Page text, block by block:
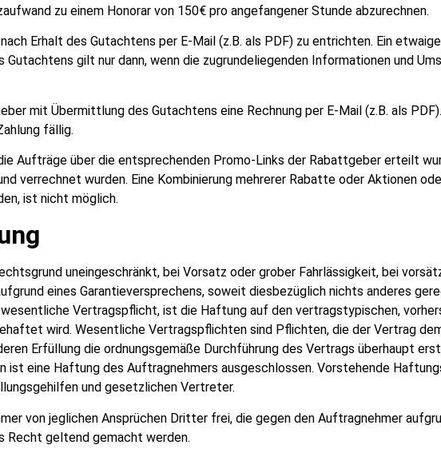
zu einem Honorar von 150€ pro angefangener Stunde abzurechnen.
Erhalt des Gutachtens per E-Mail (z.B. als PDF) zu entrichten. Ein
Gutachtens gilt nur dann, wenn die zugrundeliegenden Informationen und
mit Übermittlung des Gutachtens eine Rechnung per E-Mail (z.B. als
fällig.
Aufträge über die entsprechenden Promo-Links der Rabattgeber erteilt
verrechnet wurden. Eine Kombinierung mehrerer Rabatte oder Aktionen
ist nicht möglich.
uneingeschränkt, bei Vorsatz oder grober Fahrlässigkeit, bei
eines Garantieversprechens, soweit diesbezüglich nichts anderes
Vertragspflicht, ist die Haftung auf den vertragstypischen,
wird. Wesentliche Vertragspflichten sind Pflichten, die der Vertrag
Erfüllung die ordnungsgemäße Durchführung des Vertrags überhaupt
ist eine Haftung des Auftragnehmers ausgeschlossen. Vorstehende
und gesetzlichen Vertreter.
von jeglichen Ansprüchen Dritter frei, die gegen den Auftragnehmer
Recht geltend gemacht werden.